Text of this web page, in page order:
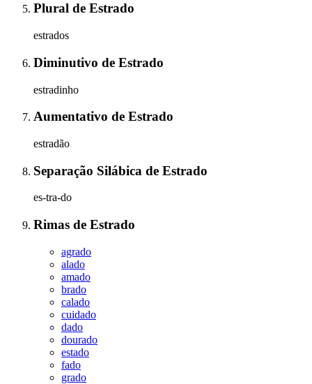
Plural de Estrado
estrados
Diminutivo de Estrado
estradinho
Aumentativo de Estrado
estradão
Separação Silábica de Estrado
es-tra-do
Rimas de Estrado
agrado
alado
amado
brado
calado
cuidado
dado
dourado
estado
fado
grado